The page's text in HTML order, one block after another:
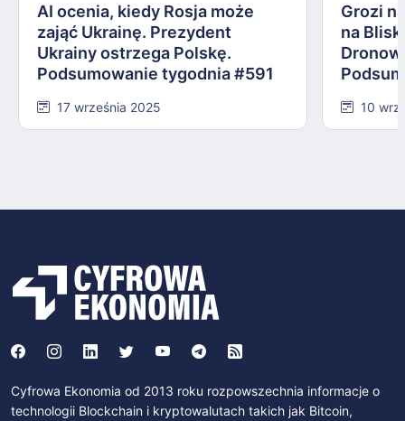
AI ocenia, kiedy Rosja może
zająć Ukrainę. Prezydent
Ukrainy ostrzega Polskę.
Podsumowanie tygodnia #591
17 września 2025
Grozi
na
10
Cyfrowa Ekonomia od 2013 roku rozpowszechnia informacje o
technologii Blockchain i kryptowalutach takich jak Bitcoin,